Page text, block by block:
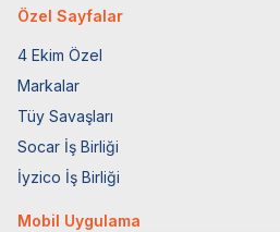
Özel Sayfalar
4 Ekim Özel
Markalar
Tüy Savaşları
Socar İş Birliği
İyzico İş Birliği
Mobil Uygulama